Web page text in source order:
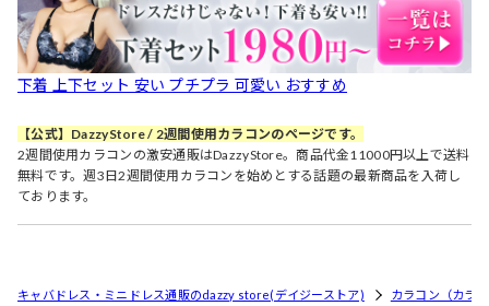
下着 上下セット 安い プチプラ 可愛い おすすめ
【公式】DazzyStore / 2週間使用カラコンのページです。
2週間使用カラコンの激安通販はDazzyStore。商品代金11000円以上で送料
無料です。週3日2週間使用カラコンを始めとする話題の最新商品を入荷し
ております。
キャバドレス・ミニドレス通販のdazzy store(デイジーストア) カラコン（カラ